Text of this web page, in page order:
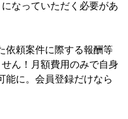
なっていただく必要があ
依頼案件に際する報酬等
ん！月額費用のみで自身
能に。会員登録だけなら